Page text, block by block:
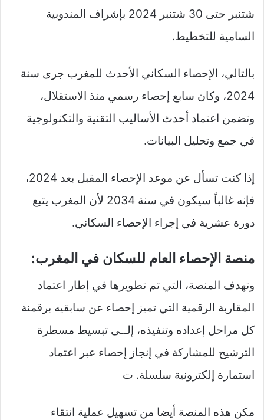
شتنبر حتى 30 شتنبر 2024 بإشراف المندوبية
السامية للتخطيط.
بالتالي، الإحصاء السكاني الأحدث للمغرب جرى سنة
2024، وكان سابع إحصاء رسمي منذ الاستقلال،
وتضمن اعتماد أحدث الأساليب التقنية والتكنولوجية
في جمع وتحليل البيانات.
إذا كنت تسأل عن موعد الإحصاء المقبل بعد 2024،
فإنه غالباً سيكون في سنة 2034 لأن المغرب يتبع
دورة عشرية في إجراء الإحصاء السكاني.
منصة الإحصاء العام للسكان في المغرب:
وتهدف المنصة، التي تم تطويرها في إطار اعتماد
المقاربة الرقمية التي تميز إحصاء عن سابقيه برقمنة
كل مراحل إعداده وتنفيذه، إلــى تبسيط مسطرة
الترشيح للمشاركة في إنجاز إحصاء عبر اعتماد
استمارة إلكترونية سلسلة. ت
مكن هذه المنصة أيضا من تسهيل عملية انتقاء